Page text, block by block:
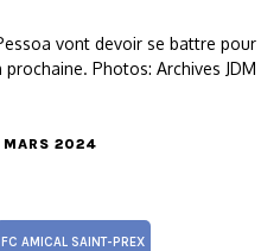
vont devoir se battre pour
Photos: Archives JDM
MARS 2024
FC AMICAL SAINT-PREX